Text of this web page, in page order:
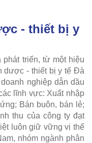
- thiết bị y
phát triển, từ một hiệu
dược - thiết bị y tế Đà
nghiệp dẫn dầu
lĩnh vực: Xuất nhập
Bán buôn, bán lẻ;
thu của công ty đạt
luôn giữ vững vị thế
nhóm ngành phân